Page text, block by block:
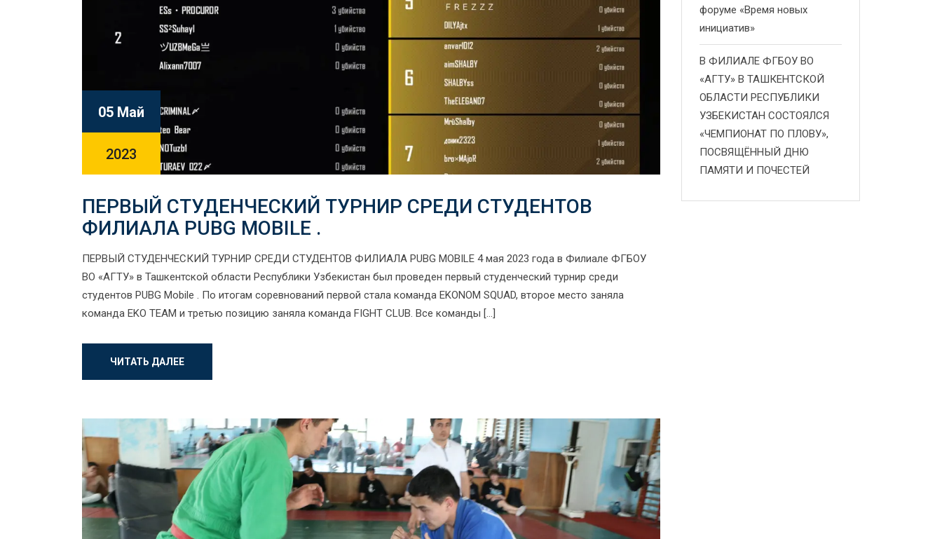
05 Май
2023
ПЕРВЫЙ СТУДЕНЧЕСКИЙ ТУРНИР СРЕДИ СТУДЕНТОВ
ФИЛИАЛА PUBG MOBILE .
ПЕРВЫЙ СТУДЕНЧЕСКИЙ ТУРНИР СРЕДИ СТУДЕНТОВ ФИЛИАЛА PUBG MOBILE 4 мая 2023 года в Филиале ФГБОУ
ВО «АГТУ» в Ташкентской области Республики Узбекистан был проведен первый студенческий турнир среди
студентов PUBG Mobile . По итогам соревнований первой стала команда EKONOM SQUAD, второе место заняла
команда EKO TEAM и третью позицию заняла команда FIGHT CLUB. Все команды […]
ЧИТАТЬ ДАЛЕЕ
форуме «Время новых
инициатив»
В ФИЛИАЛЕ ФГБОУ ВО
«АГТУ» В ТАШКЕНТСКОЙ
ОБЛАСТИ РЕСПУБЛИКИ
УЗБЕКИСТАН СОСТОЯЛСЯ
«ЧЕМПИОНАТ ПО ПЛОВУ»,
ПОСВЯЩЁННЫЙ ДНЮ
ПАМЯТИ И ПОЧЕСТЕЙ